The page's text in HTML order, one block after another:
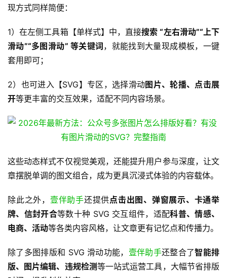
现方式同样简便：
1）在左侧工具箱【单样式】中，直接搜索 “左右滑动”“上下
滑动”“多图滑动” 等关键词 ，就能找到大量现成模板，一键
套用即可；
2）也可进入【SVG】专区，选择滑动图片、轮播、点击展
开等更丰富的交互效果，适配不同内容场景。
这些动态样式不仅视觉美观，还能提升用户参与深度，让文
章摆脱单调的图文组合，成为更具沉浸式体验的内容载体。
除此之外， 壹伴助手还提供点击出图、弹窗展示、卡通举
牌、信封开合等数十种 SVG 交互组件，适配科普、情感、
电商、活动等各类内容风格，让文章更有记忆点和传播力。
除了多图排版和 SVG 滑动功能， 壹伴助手还整合了智能排
版、图片编辑、违规检测等一站式运营工具，大幅节省排版